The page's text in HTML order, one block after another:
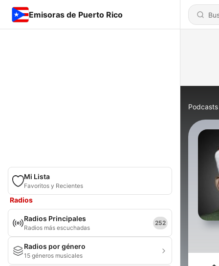
Emisoras de Puerto Rico
Mi Lista
Favoritos y Recientes
Radios
Radios Principales
Radios más escuchadas
252
Radios por género
15 géneros musicales
Podcasts